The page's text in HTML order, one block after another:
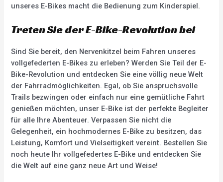
unseres E-Bikes macht die Bedienung zum Kinderspiel.
Treten Sie der E-Bike-Revolution bei
Sind Sie bereit, den Nervenkitzel beim Fahren unseres
vollgefederten E-Bikes zu erleben? Werden Sie Teil der E-
Bike-Revolution und entdecken Sie eine völlig neue Welt
der Fahrradmöglichkeiten. Egal, ob Sie anspruchsvolle
Trails bezwingen oder einfach nur eine gemütliche Fahrt
genießen möchten, unser E-Bike ist der perfekte Begleiter
für alle Ihre Abenteuer. Verpassen Sie nicht die
Gelegenheit, ein hochmodernes E-Bike zu besitzen, das
Leistung, Komfort und Vielseitigkeit vereint. Bestellen Sie
noch heute Ihr vollgefedertes E-Bike und entdecken Sie
die Welt auf eine ganz neue Art und Weise!